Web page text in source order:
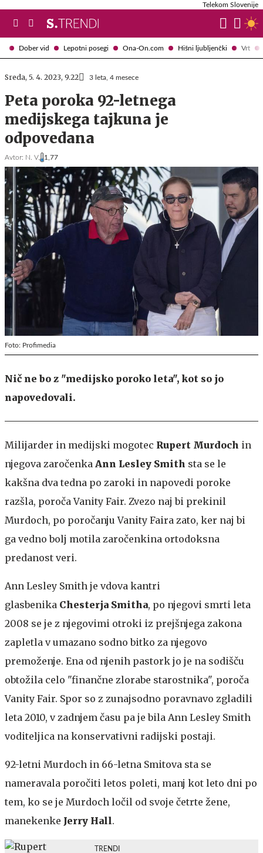
Dober vid Lepotni posegi Ona-On.com Hišni ljubljenčki Vrt
Telekom Slovenije
Sreda, 5. 4. 2023, 9.22 3 leta, 4 mesece
Peta poroka 92-letnega
medijskega tajkuna je
odpovedana
Avtor: N. V. 1,77
Foto: Profimedia
Nič ne bo z "medijsko poroko leta", kot so jo
napovedovali.
Milijarder in medijski mogotec Rupert Murdoch in
njegova zaročenka Ann Lesley Smith sta se le
kakšna dva tedna po zaroki in napovedi poroke
razšla, poroča Vanity Fair. Zvezo naj bi prekinil
Murdoch, po poročanju Vanity Faira zato, ker naj bi
ga vedno bolj motila zaročenkina ortodoksna
predanost veri.
Ann Lesley Smith je vdova kantri
glasbenika Chesterja Smitha, po njegovi smrti leta
2008 se je z njegovimi otroki iz prejšnjega zakona
zapletla v umazano sodno bitko za njegovo
premoženje. Ena od njenih pastork jo je na sodišču
obtožila celo "finančne zlorabe starostnika", poroča
Vanity Fair. Spor so z zunajsodno poravnavo zgladili
leta 2010, v zadnjem času pa je bila Ann Lesley Smith
voditeljica na konservativni radijski postaji.
92-letni Murdoch in 66-letna Smitova sta se
nameravala poročiti letos poleti, manj kot leto dni po
tem, ko se je Murdoch ločil od svoje četrte žene,
manekenke Jerry Hall.
TRENDI